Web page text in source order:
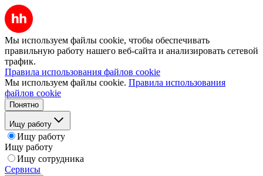
Мы используем файлы cookie, чтобы обеспечивать
правильную работу нашего веб-сайта и анализировать сетевой
трафик.
Правила использования файлов cookie
Мы используем файлы cookie. Правила использования
файлов cookie
Понятно
Ищу работу
Ищу работу
Ищу работу
Ищу сотрудника
Сервисы